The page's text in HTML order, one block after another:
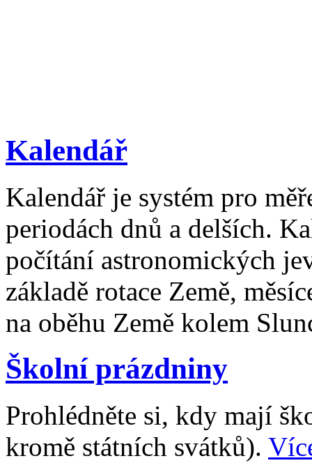
Kalendář
Kalendář je systém pro
periodách dnů a delších.
počítání astronomických
základě rotace Země,
na oběhu Země kolem
Školní prázdniny
Prohlédněte si, kdy mají
kromě státních svátků).